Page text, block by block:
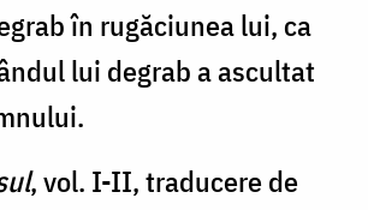
în rugăciunea lui, ca
lui degrab a ascultat
, vol. I-II, traducere de